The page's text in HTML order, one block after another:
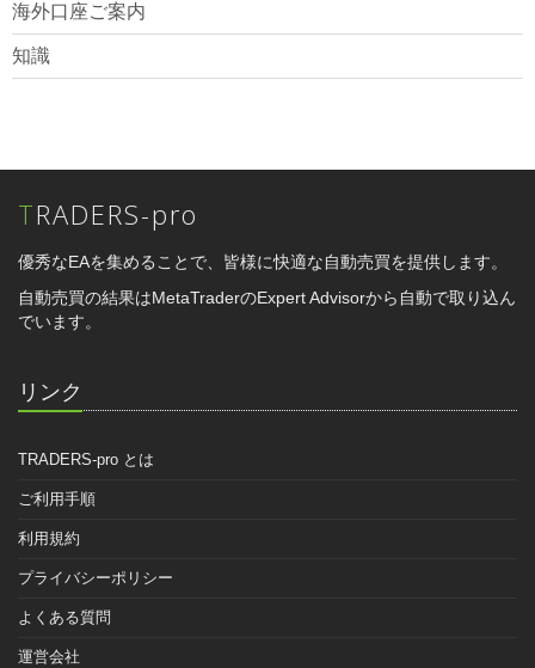
海外口座ご案内
知識
TRADERS-pro
優秀なEAを集めることで、皆様に快適な自動売買を提供します。
自動売買の結果はMetaTraderのExpert Advisorから自動で取り込ん
でいます。
リンク
TRADERS-pro とは
ご利用手順
利用規約
プライバシーポリシー
よくある質問
運営会社